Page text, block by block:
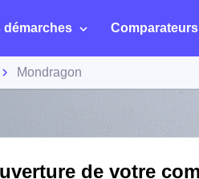
démarches Comparateurs
Mondragon